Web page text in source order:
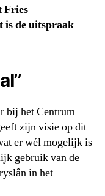
Fries
is de uitspraak
bij het Centrum
zijn visie op dit
er wél mogelijk is
gebruik van de
in het